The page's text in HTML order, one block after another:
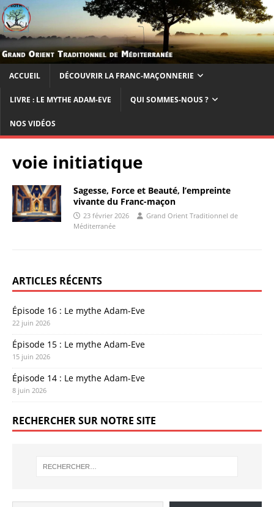
ACCUEIL DÉCOUVRIR LA FRANC-MAÇONNERIE
LIVRE : LE MYTHE ADAM-EVE QUI SOMMES-NOUS ?
NOS VIDÉOS
voie initiatique
Sagesse, Force et Beauté, l’empreinte
vivante du Franc-maçon
23 février 2026
Grand Orient Traditionnel de
Méditerranée
ARTICLES RÉCENTS
Épisode 16 : Le mythe Adam-Eve
22 juin 2026
Épisode 15 : Le mythe Adam-Eve
15 juin 2026
Épisode 14 : Le mythe Adam-Eve
8 juin 2026
RECHERCHER SUR NOTRE SITE